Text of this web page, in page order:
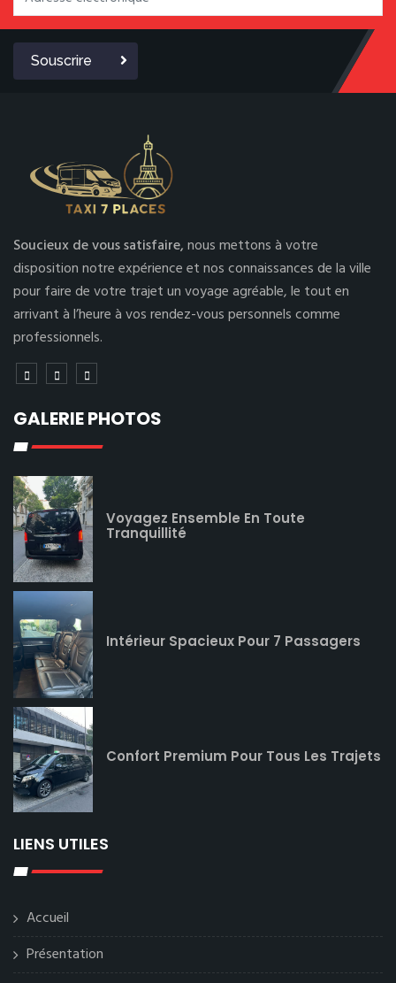
Souscrire
Soucieux de vous satisfaire,nous mettons à votre
disposition notre expérience et nos connaissances de la ville
pour faire de votre trajet un voyage agréable, le tout en
arrivant à l’heure à vos rendez-vous personnels comme
professionnels.
GALERIE PHOTOS
Voyagez Ensemble En Toute
Tranquillité
Intérieur Spacieux Pour 7 Passagers
Confort Premium Pour Tous Les Trajets
LIENS UTILES
Accueil
Présentation